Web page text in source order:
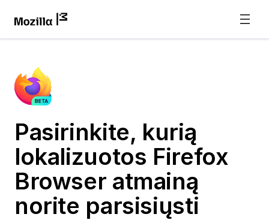
Pasirinkite, kurią
lokalizuotos Firefox
Browser atmainą
norite parsisiųsti